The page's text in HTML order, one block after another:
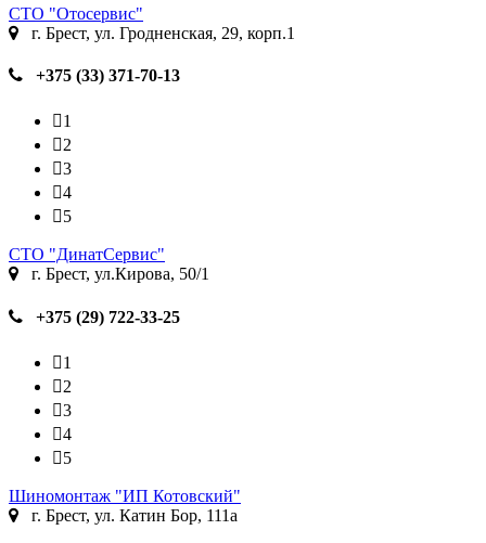
СТО "Отосервис"
г. Брест, ул. Гродненская, 29, корп.1
+375 (33) 371-70-13
1
2
3
4
5
СТО "ДинатСервис"
г. Брест, ул.Кирова, 50/1
+375 (29) 722-33-25
1
2
3
4
5
Шиномонтаж "ИП Котовский"
г. Брест, ул. Катин Бор, 111а